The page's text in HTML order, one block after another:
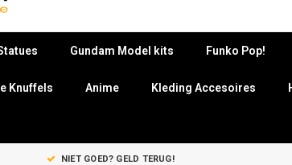
Gundam Model kits Funko Pop!
Knuffels Anime Kleding Accesoires
NIET GOED? GELD TERUG!